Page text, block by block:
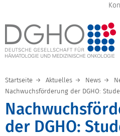
Startseite Aktuelles News
Nachwuchsförderung der DGHO:
der DGHO: